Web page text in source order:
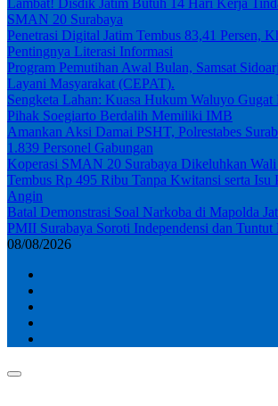
SMAN 20 Surabaya
Penetrasi Digital Jatim Tembus 83,41 Persen,
Pentingnya Literasi Informasi
Program Pemutihan Awal Bulan, Samsat
Layani Masyarakat (CEPAT).
Sengketa Lahan: Kuasa Hukum Waluyo
Pihak Soegiarto Berdalih Memiliki IMB
Amankan Aksi Damai PSHT, Polrestabes
1.839 Personel Gabungan
Koperasi SMAN 20 Surabaya Dikeluhkan
Tembus Rp 495 Ribu Tanpa Kwitansi serta Isu
Angin
Batal Demonstrasi Soal Narkoba di Mapolda
PMII Surabaya Soroti Independensi dan Tuntut
08/08/2026